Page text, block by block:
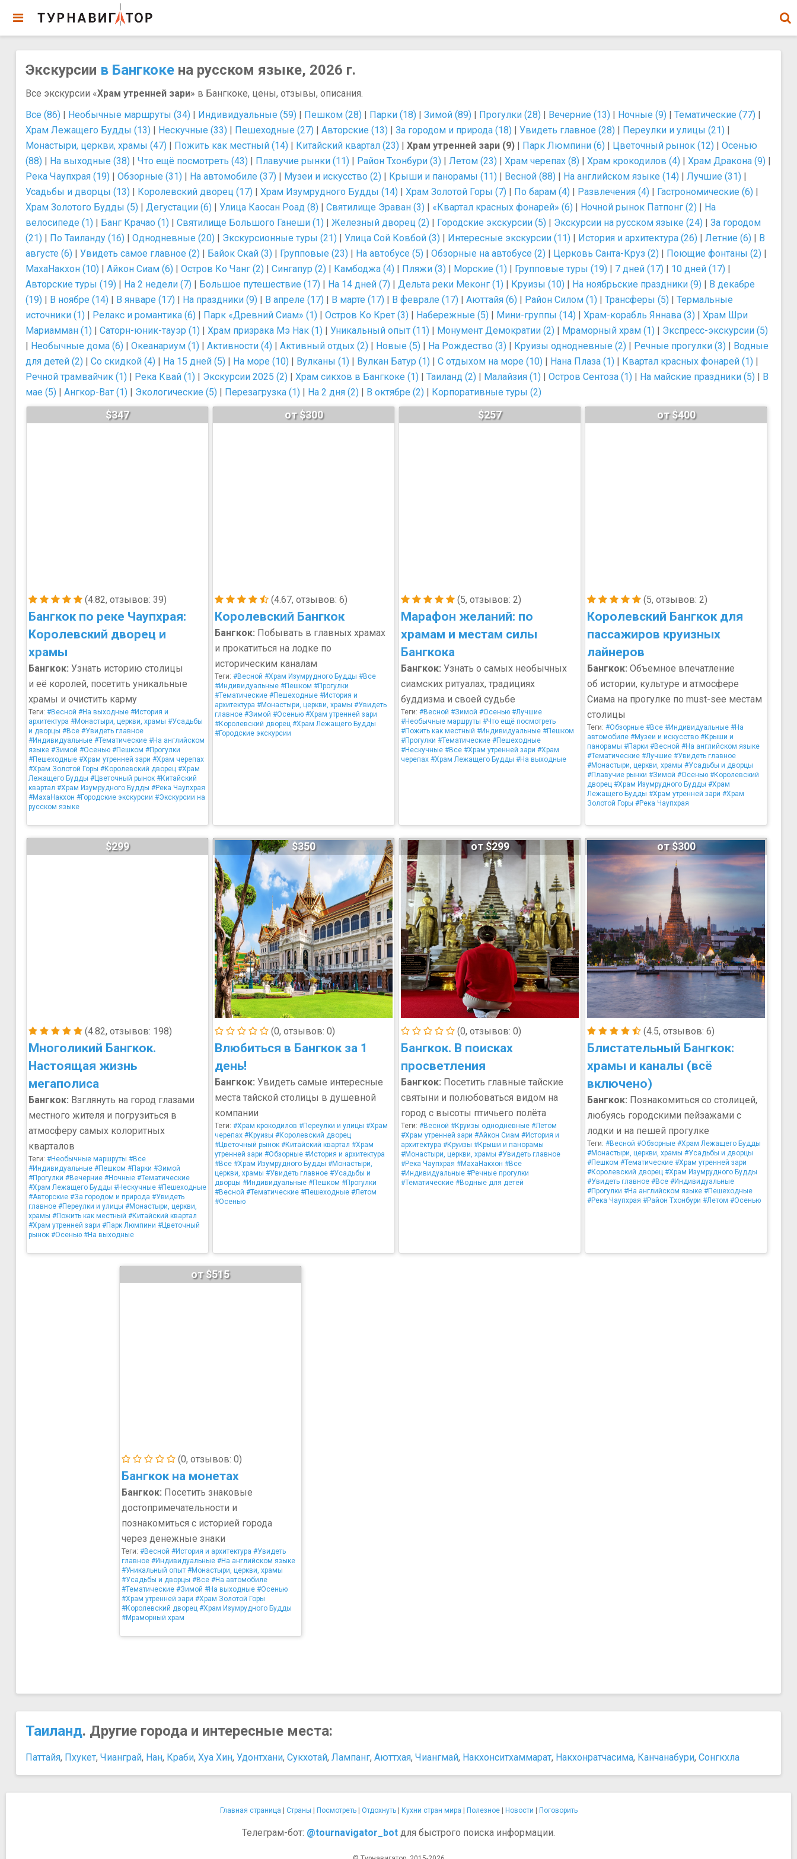
Экскурсии в Бангкоке на русском языке, 2026 г.
Все экскурсии «Храм утренней зари» в Бангкоке, цены, отзывы, описания.
Все (86) | Необычные маршруты (34) | Индивидуальные (59) | Пешком (28) | Парки (18) | Зимой (89) | Прогулки (28) | Вечерние (13) | Ночные (9) | Тематические (77) |
Храм Лежащего Будды (13) | Нескучные (33) | Пешеходные (27) | Авторские (13) | За городом и природа (18) | Увидеть главное (28) | Переулки и улицы (21) |
Монастыри, церкви, храмы (47) | Пожить как местный (14) | Китайский квартал (23) | Храм утренней зари (9) | Парк Люмпини (6) | Цветочный рынок (12) | Осенью
(88) | На выходные (38) | Что ещё посмотреть (43) | Плавучие рынки (11) | Район Тхонбури (3) | Летом (23) | Храм черепах (8) | Храм крокодилов (4) | Храм Дракона (9) |
Река Чаупхрая (19) | Обзорные (31) | На автомобиле (37) | Музеи и искусство (2) | Крыши и панорамы (11) | Весной (88) | На английском языке (14) | Лучшие (31) |
Усадьбы и дворцы (13) | Королевский дворец (17) | Храм Изумрудного Будды (14) | Храм Золотой Горы (7) | По барам (4) | Развлечения (4) | Гастрономические (6) |
Храм Золотого Будды (5) | Дегустации (6) | Улица Каосан Роад (8) | Святилище Эраван (3) | «Квартал красных фонарей» (6) | Ночной рынок Патпонг (2) | На
велосипеде (1) | Банг Крачао (1) | Святилище Большого Ганеши (1) | Железный дворец (2) | Городские экскурсии (5) | Экскурсии на русском языке (24) | За городом
(21) | По Таиланду (16) | Однодневные (20) | Экскурсионные туры (21) | Улица Сой Ковбой (3) | Интересные экскурсии (11) | История и архитектура (26) | Летние (6) | В
августе (6) | Увидеть самое главное (2) | Байок Скай (3) | Групповые (23) | На автобусе (5) | Обзорные на автобусе (2) | Церковь Санта-Круз (2) | Поющие фонтаны (2) |
МахаНакхон (10) | Айкон Сиам (6) | Остров Ко Чанг (2) | Сингапур (2) | Камбоджа (4) | Пляжи (3) | Морские (1) | Групповые туры (19) | 7 дней (17) | 10 дней (17) |
Авторские туры (19) | На 2 недели (7) | Большое путешествие (17) | На 14 дней (7) | Дельта реки Меконг (1) | Круизы (10) | На ноябрьские праздники (9) | В декабре
(19) | В ноябре (14) | В январе (17) | На праздники (9) | В апреле (17) | В марте (17) | В феврале (17) | Аюттайя (6) | Район Силом (1) | Трансферы (5) | Термальные
источники (1) | Релакс и романтика (6) | Парк «Древний Сиам» (1) | Остров Ко Крет (3) | Набережные (5) | Мини-группы (14) | Храм-корабль Яннава (3) | Храм Шри
Мариамман (1) | Саторн-юник-тауэр (1) | Храм призрака Мэ Нак (1) | Уникальный опыт (11) | Монумент Демократии (2) | Мраморный храм (1) | Экспресс-экскурсии (5)
| Необычные дома (6) | Океанариум (1) | Активности (4) | Активный отдых (2) | Новые (5) | На Рождество (3) | Круизы однодневные (2) | Речные прогулки (3) | Водные
для детей (2) | Со скидкой (4) | На 15 дней (5) | На море (10) | Вулканы (1) | Вулкан Батур (1) | С отдыхом на море (10) | Нана Плаза (1) | Квартал красных фонарей (1) |
Речной трамвайчик (1) | Река Квай (1) | Экскурсии 2025 (2) | Xрам сикхов в Бангкоке (1) | Таиланд (2) | Малайзия (1) | Остров Сентоза (1) | На майские праздники (5) | В
мае (5) | Ангкор-Ват (1) | Экологические (5) | Перезагрузка (1) | На 2 дня (2) | В октябре (2) | Корпоративные туры (2)
(4.82, отзывов: 39)
Бангкок по реке Чаупхрая:
Королевский дворец и
храмы
$347
Бангкок: Узнать историю столицы
и её королей, посетить уникальные
храмы и очистить карму
Теги: #Весной #На выходные #История и
архитектура #Монастыри, церкви, храмы #Усадьбы
и дворцы #Все #Увидеть главное
#Индивидуальные #Тематические #На английском
языке #Зимой #Осенью #Пешком #Прогулки
#Пешеходные #Храм утренней зари #Храм черепах
#Храм Золотой Горы #Королевский дворец #Храм
Лежащего Будды #Цветочный рынок #Китайский
квартал #Храм Изумрудного Будды #Река Чаупхрая
#МахаНакхон #Городские экскурсии #Экскурсии на
русском языке
(4.67, отзывов: 6)
Королевский Бангкок
от $300
Бангкок: Побывать в главных храмах
и прокатиться на лодке по
историческим каналам
Теги: #Весной #Храм Изумрудного Будды #Все
#Индивидуальные #Пешком #Прогулки
#Тематические #Пешеходные #История и
архитектура #Монастыри, церкви, храмы #Увидеть
главное #Зимой #Осенью #Храм утренней зари
#Королевский дворец #Храм Лежащего Будды
#Городские экскурсии
(5, отзывов: 2)
Марафон желаний: по
храмам и местам силы
Бангкока
$257
Бангкок: Узнать о самых необычных
сиамских ритуалах, традициях
буддизма и своей судьбе
Теги: #Весной #Зимой #Осенью #Лучшие
#Необычные маршруты #Что ещё посмотреть
#Пожить как местный #Индивидуальные #Пешком
#Прогулки #Тематические #Пешеходные
#Нескучные #Все #Храм утренней зари #Храм
черепах #Храм Лежащего Будды #На выходные
(5, отзывов: 2)
Королевский Бангкок для
пассажиров круизных
лайнеров
от $400
Бангкок: Объемное впечатление
об истории, культуре и атмосфере
Сиама на прогулке по must-see местам
столицы
Теги: #Обзорные #Все #Индивидуальные #На
автомобиле #Музеи и искусство #Крыши и
панорамы #Парки #Весной #На английском языке
#Тематические #Лучшие #Увидеть главное
#Монастыри, церкви, храмы #Усадьбы и дворцы
#Плавучие рынки #Зимой #Осенью #Королевский
дворец #Храм Изумрудного Будды #Храм
Лежащего Будды #Храм утренней зари #Храм
Золотой Горы #Река Чаупхрая
(4.82, отзывов: 198)
Многоликий Бангкок.
Настоящая жизнь
мегаполиса
$299
Бангкок: Взглянуть на город глазами
местного жителя и погрузиться в
атмосферу самых колоритных
кварталов
Теги: #Необычные маршруты #Все
#Индивидуальные #Пешком #Парки #Зимой
#Прогулки #Вечерние #Ночные #Тематические
#Храм Лежащего Будды #Нескучные #Пешеходные
#Авторские #За городом и природа #Увидеть
главное #Переулки и улицы #Монастыри, церкви,
храмы #Пожить как местный #Китайский квартал
#Храм утренней зари #Парк Люмпини #Цветочный
рынок #Осенью #На выходные
(0, отзывов: 0)
Влюбиться в Бангкок за 1
день!
$350
Бангкок: Увидеть самые интересные
места тайской столицы в душевной
компании
Теги: #Храм крокодилов #Переулки и улицы #Храм
черепах #Круизы #Королевский дворец
#Цветочный рынок #Китайский квартал #Храм
утренней зари #Обзорные #История и архитектура
#Все #Храм Изумрудного Будды #Монастыри,
церкви, храмы #Увидеть главное #Усадьбы и
дворцы #Индивидуальные #Пешком #Прогулки
#Весной #Тематические #Пешеходные #Летом
#Осенью
(0, отзывов: 0)
Бангкок. В поисках
просветления
от $299
Бангкок: Посетить главные тайские
святыни и полюбоваться видом на
город с высоты птичьего полёта
Теги: #Весной #Круизы однодневные #Летом
#Храм утренней зари #Айкон Сиам #История и
архитектура #Круизы #Крыши и панорамы
#Монастыри, церкви, храмы #Увидеть главное
#Река Чаупхрая #МахаНакхон #Все
#Индивидуальные #Речные прогулки
#Тематические #Водные для детей
(4.5, отзывов: 6)
Блистательный Бангкок:
храмы и каналы (всё
включено)
от $300
Бангкок: Познакомиться со столицей,
любуясь городскими пейзажами с
лодки и на пешей прогулке
Теги: #Весной #Обзорные #Храм Лежащего Будды
#Монастыри, церкви, храмы #Усадьбы и дворцы
#Пешком #Тематические #Храм утренней зари
#Королевский дворец #Храм Изумрудного Будды
#Увидеть главное #Все #Индивидуальные
#Прогулки #На английском языке #Пешеходные
#Река Чаупхрая #Район Тхонбури #Летом #Осенью
(0, отзывов: 0)
Бангкок на монетах
от $515
Бангкок: Посетить знаковые
достопримечательности и
познакомиться с историей города
через денежные знаки
Теги: #Весной #История и архитектура #Увидеть
главное #Индивидуальные #На английском языке
#Уникальный опыт #Монастыри, церкви, храмы
#Усадьбы и дворцы #Все #На автомобиле
#Тематические #Зимой #На выходные #Осенью
#Храм утренней зари #Храм Золотой Горы
#Королевский дворец #Храм Изумрудного Будды
#Мраморный храм
Таиланд. Другие города и интересные места:
Паттайя, Пхукет, Чианграй, Нан, Краби, Хуа Хин, Удонтхани, Сукхотай, Лампанг, Аюттхая, Чиангмай, Накхонситхаммарат, Накхонратчасима, Канчанабури, Сонгкхла
Главная страница Страны Посмотреть| Отдохнуть| Кухни стран мира Полезное| Новости Поговорить
Телеграм-бот: @tournavigator_bot для быстрого поиска информации.